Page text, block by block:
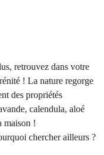
retrouvez dans votre
! La nature regorge
des propriétés
calendula, aloé
maison !
chercher ailleurs ?